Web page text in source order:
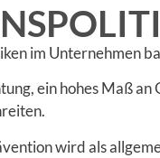
im Unternehmen
ein hohes Maß
wird als